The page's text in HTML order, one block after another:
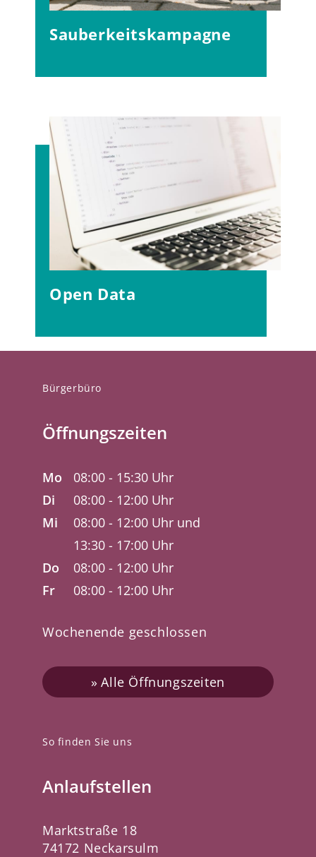
Sauberkeitskampagne
Open Data
So finden Sie uns
Anlaufstellen
Marktstraße 18
74172 Neckarsulm
Bürgerbüro
Öffnungszeiten
Mo
08:00 - 15:30 Uhr
Di
08:00 - 12:00 Uhr
Mi
08:00 - 12:00 Uhr und
13:30 - 17:00 Uhr
Do
08:00 - 12:00 Uhr
Fr
08:00 - 12:00 Uhr
Wochenende geschlossen
Alle Öffnungszeiten